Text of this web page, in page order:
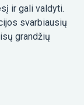
ir gali valdyti.
svarbiausių
grandžių